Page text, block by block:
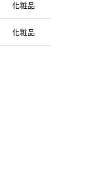
化粧品
化粧品